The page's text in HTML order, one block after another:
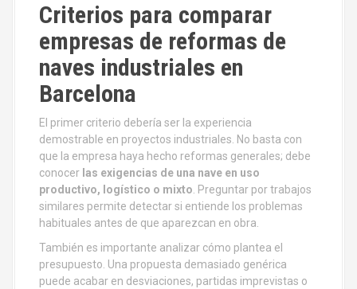
Criterios para comparar
empresas de reformas de
naves industriales en
Barcelona
El primer criterio debería ser la experiencia
demostrable en proyectos industriales. No basta con
que la empresa haya hecho reformas generales; debe
conocer las exigencias de una nave en uso
productivo, logístico o mixto. Preguntar por trabajos
similares permite detectar si entiende los problemas
habituales antes de que aparezcan en obra.
También es importante analizar cómo plantea el
presupuesto. Una propuesta demasiado genérica
puede acabar en desviaciones, partidas imprevistas o